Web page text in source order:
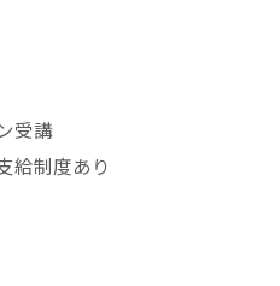
受講
給制度あり